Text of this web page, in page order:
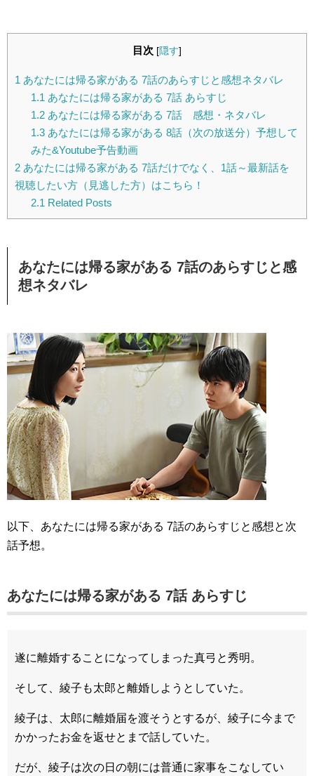
目次 [隠す]
1 あなたには帰る家がある 7話のあらすじと感想ネタバレ
1.1 あなたには帰る家がある 7話 あらすじ
1.2あなたには帰る家がある 7話 感想・ネタバレ
1.3あなたには帰る家がある 8話（次の放送分）予想して
みた&Youtube予告動画
2 あなたには帰る家がある 7話だけでなく、1話～最新話を
視聴したい方（見逃した方）はこちら！
2.1 Related Posts
あなたには帰る家がある 7話のあらすじと感
想ネタバレ
以下、あなたには帰る家がある 7話のあらすじと感想と次
話予想。
あなたには帰る家がある 7話 あらすじ
遂に離婚することになってしまった真弓と秀明。
そして、綾子も太郎と離婚しようとしていた。
綾子は、太郎に離婚届を渡そうとするが、綾子に今まで
かかったお金を返せとまで話していた。
だが、綾子は次の日の朝には普通に家事をこなしてい